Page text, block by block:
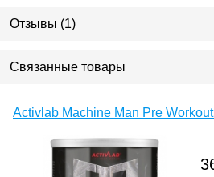
Отзывы (1)
Связанные товары
Activlab Machine Man Pre